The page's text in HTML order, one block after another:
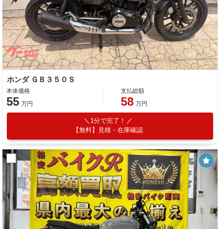
ホンダ ＧＢ３５０Ｓ
本体価格
55 万円
支払総額
58 万円
1分で完了！
【無料】見積・在庫確認